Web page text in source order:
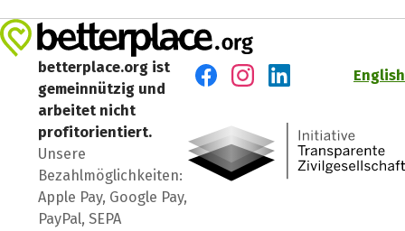
betterplace.org ist
gemeinnützig und
arbeitet nicht
profitorientiert.
Unsere
Bezahlmöglichkeiten:
Apple Pay, Google Pay,
PayPal, SEPA
English